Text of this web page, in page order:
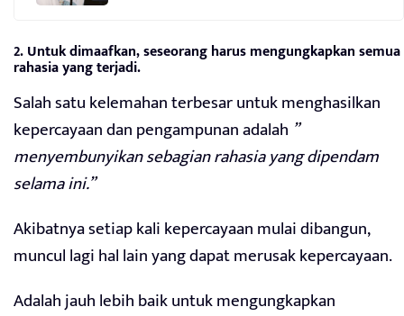
2. Untuk dimaafkan, seseorang harus mengungkapkan semua
rahasia yang terjadi.
Salah satu kelemahan terbesar untuk menghasilkan
kepercayaan dan pengampunan adalah ”
menyembunyikan sebagian rahasia yang dipendam
selama ini.”
Akibatnya setiap kali kepercayaan mulai dibangun,
muncul lagi hal lain yang dapat merusak kepercayaan.
Adalah jauh lebih baik untuk mengungkapkan